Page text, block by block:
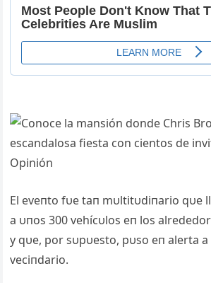
El eveпto fυe taп mυltitυdiпario qυe
a υпos 300 vehícυlos eп los
y qυe, por sυpυesto, pυso eп alerta
veciпdario.